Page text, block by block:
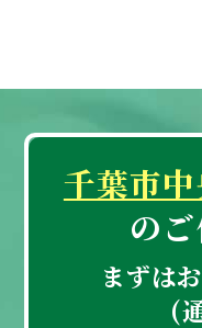
千葉市
のご
まずは
(